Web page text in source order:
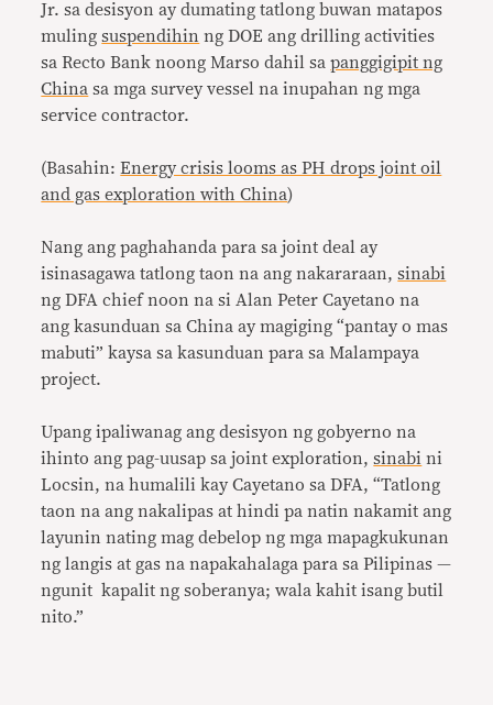
Jr. sa desisyon ay dumating tatlong buwan matapos
mulingsuspendihin ng DOE ang drilling activities
sa Recto Bank noong Marso dahil sapanggigipit ng
China sa mga survey vessel na inupahan ng mga
service contractor.
(Basahin:Energy crisis looms as PH drops joint oil
and gas exploration with China)
Nang ang paghahanda para sa joint deal ay
isinasagawa tatlong taon na ang nakararaan,sinabi
ng DFA chief noon na si Alan Peter Cayetano na
ang kasunduan sa China ay magiging “pantay o mas
mabuti” kaysa sa kasunduan para sa Malampaya
project.
Upang ipaliwanag ang desisyon ng gobyerno na
ihinto ang pag-uusap sa joint exploration,sinabi ni
Locsin, na humalili kay Cayetano sa DFA, “Tatlong
taon na ang nakalipas at hindi pa natin nakamit ang
layunin nating mag debelop ng mga mapagkukunan
ng langis at gas na napakahalaga para sa Pilipinas —
ngunit kapalit ng soberanya; wala kahit isang butil
nito.”